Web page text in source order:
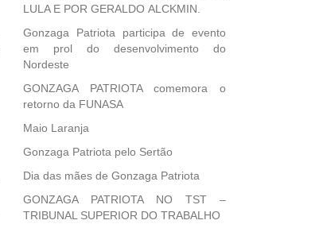
LULA E POR GERALDO ALCKMIN.
Gonzaga Patriota participa de evento
em prol do desenvolvimento do
Nordeste
GONZAGA PATRIOTA comemora o
retorno da FUNASA
Maio Laranja
Gonzaga Patriota pelo Sertão
Dia das mães de Gonzaga Patriota
GONZAGA PATRIOTA NO TST –
TRIBUNAL SUPERIOR DO TRABALHO